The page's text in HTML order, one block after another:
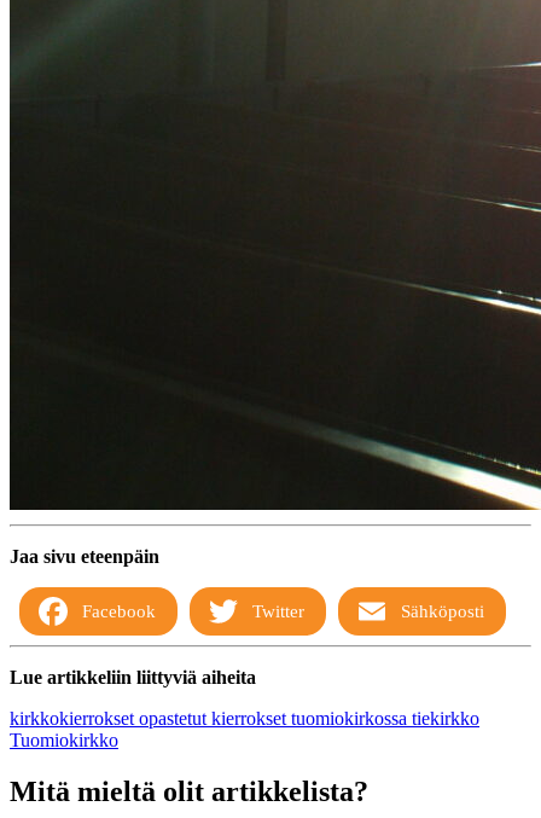
Jaa sivu eteenpäin
Facebook Twitter Sähköposti
Lue artikkeliin liittyviä aiheita
kirkkokierroksetopastetut kierrokset tuomiokirkossa tiekirkko
Tuomiokirkko
Mitä mieltä olit artikkelista?